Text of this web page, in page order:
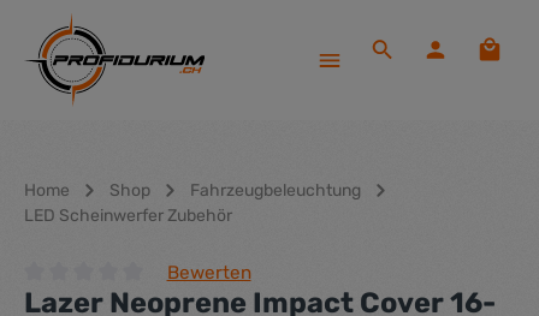
Zum Hauptinhalt springen
Home Shop
Fahrzeugbeleuchtung
LED Scheinwerfer Zubehör
Durchschnittliche Bewertung von 0 von 5 Sternen
Bewerten
Lazer Neoprene Impact Cover 16-